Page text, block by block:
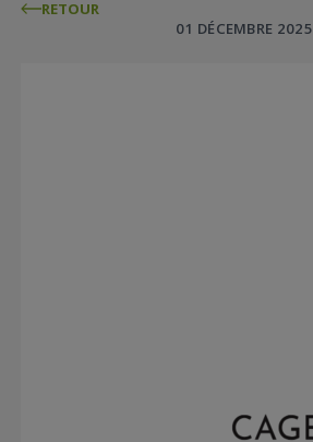
RETOUR
01 DÉCEMBRE 2025